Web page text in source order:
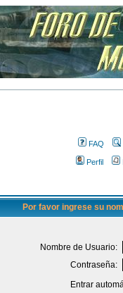
FAQ
Perfil
Por favor ingrese su
Nombre de Usuario:
Contraseña:
Entrar